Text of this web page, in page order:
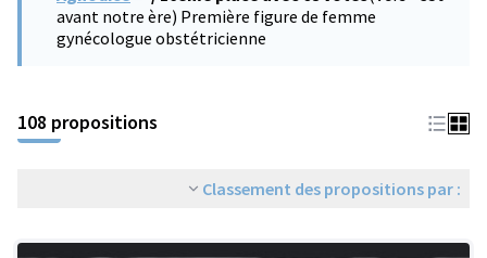
(S'ouvre dans un nouvel onglet)
avant notre ère) Première figure de femme
gynécologue obstétricienne
108 propositions
Classement des propositions par :